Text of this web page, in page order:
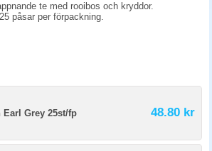
te med rooibos och kryddor.
påsar per förpackning.
Earl Grey 25st/fp 48.80 kr